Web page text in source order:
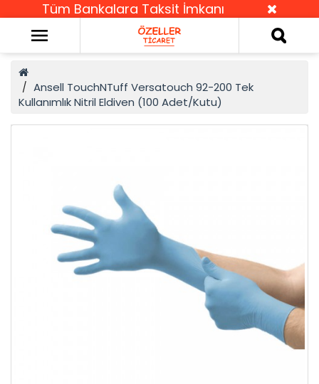
Tüm Bankalara Taksit İmkanı
Ansell TouchNTuff Versatouch 92-200 Tek
Kullanımlık Nitril Eldiven (100 Adet/Kutu)